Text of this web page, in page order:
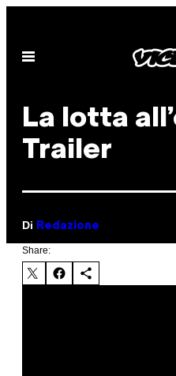
contenuto
Apri
La lotta
Trailer
Di Redazione
Share: